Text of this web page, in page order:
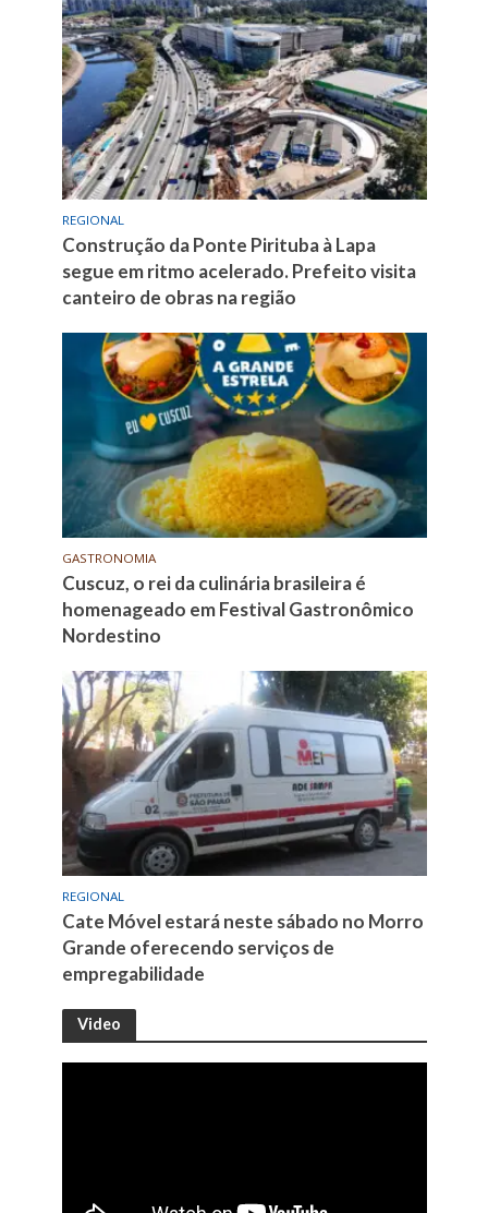
REGIONAL
Construção da Ponte Pirituba à Lapa
segue em ritmo acelerado. Prefeito visita
canteiro de obras na região
GASTRONOMIA
Cuscuz, o rei da culinária brasileira é
homenageado em Festival Gastronômico
Nordestino
REGIONAL
Cate Móvel estará neste sábado no Morro
Grande oferecendo serviços de
empregabilidade
Video